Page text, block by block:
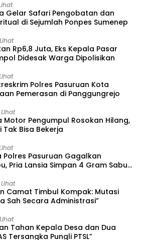
Gelar Safari Pengobatan dan
di Sejumlah Ponpes Sumenep
Rp6,8 Juta, Eks Kepala Pasar
Didesak Warga Dipolisikan
Polres Pasuruan Kota
Pemerasan di Panggungrejo
Motor Pengumpul Rosokan Hilang,
Tak Bisa Bekerja
Pasuruan Gagalkan
Pria Lansia Simpan 4 Gram Sabu
Camat Timbul Kompak: Mutasi
Sah Secara Administrasi”
Tahan Kepala Desa dan Dua
Tersangka Pungli PTSL”